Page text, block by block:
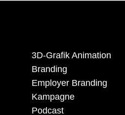
3D-Grafik Animation
Branding
Employer Branding
Kampagne
Podcast